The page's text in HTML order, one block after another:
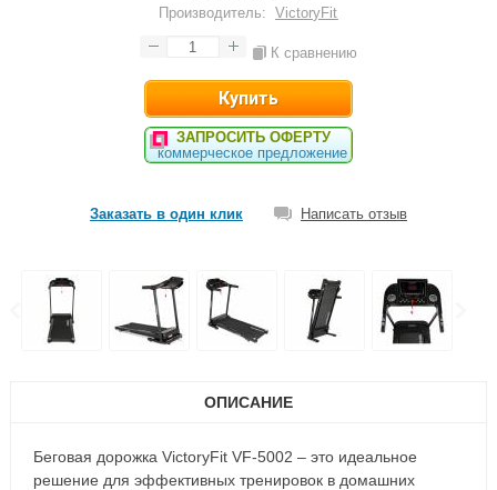
Производитель:
VictoryFit
К сравнению
ЗАПРОСИТЬ ОФЕРТУ
коммерческое предложение
Заказать в один клик Написать отзыв
ОПИСАНИЕ
Беговая дорожка VictoryFit VF-5002 – это идеальное
решение для эффективных тренировок в домашних